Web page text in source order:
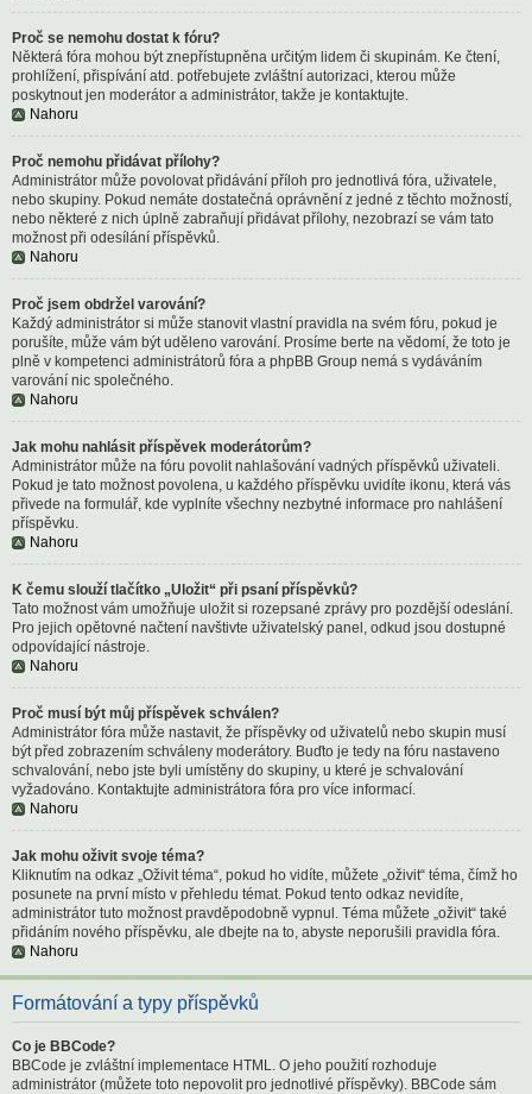
Proč se nemohu dostat k fóru?
Některá fóra mohou být znepřístupněna určitým lidem či skupinám. Ke čtení,
prohlížení, přispívání atd. potřebujete zvláštní autorizaci, kterou může
poskytnout jen moderátor a administrátor, takže je kontaktujte.
Nahoru
Proč nemohu přidávat přílohy?
Administrátor může povolovat přidávání příloh pro jednotlivá fóra, uživatele,
nebo skupiny. Pokud nemáte dostatečná oprávnění z jedné z těchto možností,
nebo některé z nich úplně zabraňují přidávat přílohy, nezobrazí se vám tato
možnost při odesílání příspěvků.
Nahoru
Proč jsem obdržel varování?
Každý administrátor si může stanovit vlastní pravidla na svém fóru, pokud je
porušíte, může vám být uděleno varování. Prosíme berte na vědomí, že toto je
plně v kompetenci administrátorů fóra a phpBB Group nemá s vydáváním
varování nic společného.
Nahoru
Jak mohu nahlásit příspěvek moderátorům?
Administrátor může na fóru povolit nahlašování vadných příspěvků uživateli.
Pokud je tato možnost povolena, u každého příspěvku uvidíte ikonu, která vás
přivede na formulář, kde vyplníte všechny nezbytné informace pro nahlášení
příspěvku.
Nahoru
K čemu slouží tlačítko „Uložit“ při psaní příspěvků?
Tato možnost vám umožňuje uložit si rozepsané zprávy pro pozdější odeslání.
Pro jejich opětovné načtení navštivte uživatelský panel, odkud jsou dostupné
odpovídající nástroje.
Nahoru
Proč musí být můj příspěvek schválen?
Administrátor fóra může nastavit, že příspěvky od uživatelů nebo skupin musí
být před zobrazením schváleny moderátory. Buďto je tedy na fóru nastaveno
schvalování, nebo jste byli umístěny do skupiny, u které je schvalování
vyžadováno. Kontaktujte administrátora fóra pro více informací.
Nahoru
Jak mohu oživit svoje téma?
Kliknutím na odkaz „Oživit téma“, pokud ho vidíte, můžete „oživit“ téma, čímž ho
posunete na první místo v přehledu témat. Pokud tento odkaz nevidíte,
administrátor tuto možnost pravděpodobně vypnul. Téma můžete „oživit“ také
přidáním nového příspěvku, ale dbejte na to, abyste neporušili pravidla fóra.
Nahoru
Formátování a typy příspěvků
Co je BBCode?
BBCode je zvláštní implementace HTML. O jeho použití rozhoduje
administrátor (můžete toto nepovolit pro jednotlivé příspěvky). BBCode sám